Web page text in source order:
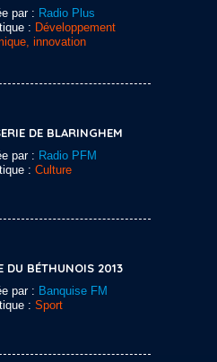
par : Radio Plus
: Développement
innovation
DE BLARINGHEM
par : Radio PFM
: Culture
DU BÉTHUNOIS 2013
par : Banquise FM
: Sport